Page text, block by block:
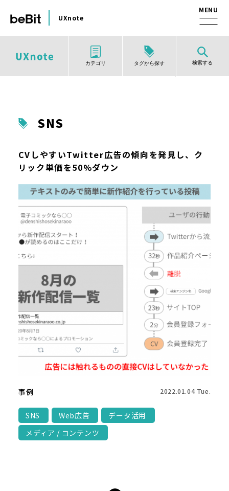
UXnote
カテゴリ タグから探す 検索する
SNS
CVしやすいTwitter広告の傾向を発見し、ク
リック単価を50%ダウン
事例 2022.01.04 Tue.
SNS Web広告
データ活用
メディア / コンテンツ